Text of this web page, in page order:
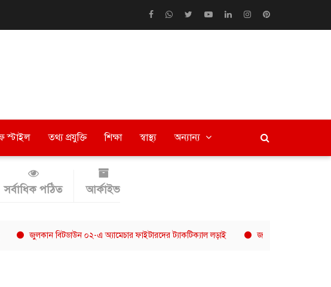
স্টাইল তথ্য প্রযুক্তি শিক্ষা স্বাস্থ্য অন্যান্য
সর্বাধিক পঠিত আর্কাইভ
বিটডাউন ০২-এ অ্যামেচার ফাইটারদের ট্যাকটিক্যাল লড়াই জলবায়ুসহনশীল খাদ্যব্যবস্থায়